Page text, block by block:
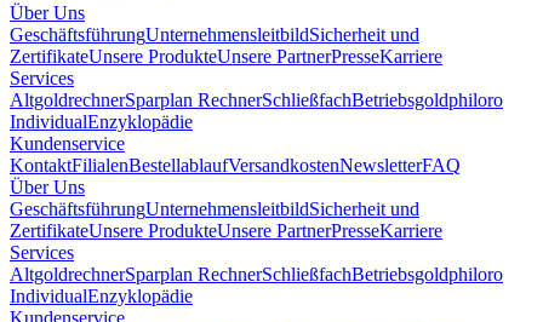
Über Uns
GeschäftsführungUnternehmensleitbildSicherheit und
ZertifikateUnsere ProdukteUnsere PartnerPresseKarriere
Services
AltgoldrechnerSparplan RechnerSchließfachBetriebsgoldphiloro
IndividualEnzyklopädie
Kundenservice
KontaktFilialenBestellablaufVersandkostenNewsletterFAQ
Über Uns
GeschäftsführungUnternehmensleitbildSicherheit und
ZertifikateUnsere ProdukteUnsere PartnerPresseKarriere
Services
AltgoldrechnerSparplan RechnerSchließfachBetriebsgoldphiloro
IndividualEnzyklopädie
Kundenservice